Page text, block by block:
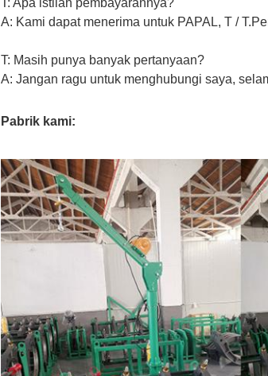
T: Apa istilah pembayarannya?
A: Kami dapat menerima untuk PAPAL, T /
T: Masih punya banyak pertanyaan?
A: Jangan ragu untuk menghubungi saya,
Pabrik kami: